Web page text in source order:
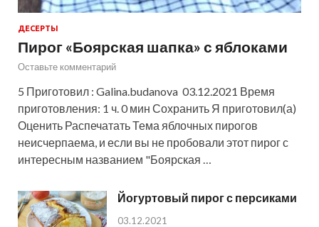
ДЕСЕРТЫ
Пирог «Боярская шапка» с яблоками
Оставьте комментарий
5 Приготовил : Galina.budanova 03.12.2021 Время
приготовления: 1 ч. 0 мин Сохранить Я приготовил(а)
Оценить Распечатать Тема яблочных пирогов
неисчерпаема, и если вы не пробовали этот пирог с
интересным названием "Боярская …
Йогуртовый пирог с персиками
03.12.2021